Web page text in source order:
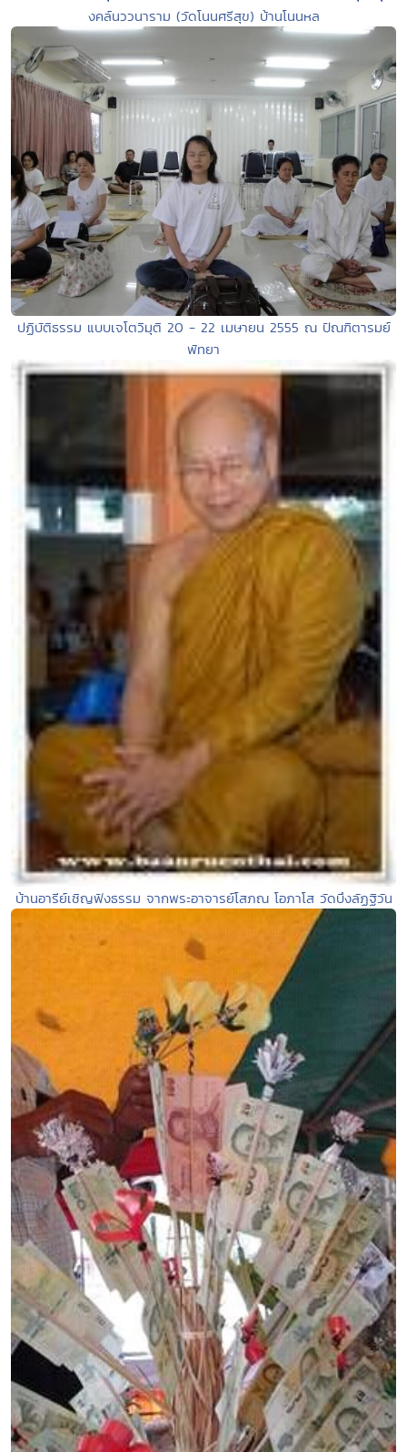
งคล์นววนาราม (วัดโนนศรีสุข) บ้านโนนหล
ปฏิบัติธรรม แบบเจโตวิมุติ 20 - 22 เมษายน 2555 ณ ปัณฑิตารมย์
พัทยา
บ้านอารีย์เชิญฟังธรรม จากพระอาจารย์โสภณ โอภาโส วัดบึงลัฏฐิวัน